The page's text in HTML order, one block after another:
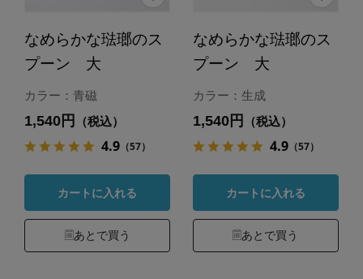
なめらかな琺瑯のス
プーン 大
カラー：青磁
1,540円 （税込）
4.9（57）
カートに入れる
あとで買う
なめらかな琺瑯のス
プーン 大
カラー：生成
1,540円 （税込）
4.9（57）
カートに入れる
あとで買う